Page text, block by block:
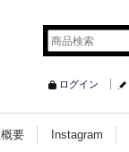
ログイン
要 Instagram